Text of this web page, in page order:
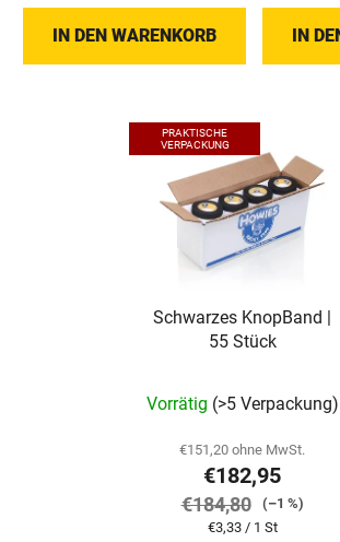
IN DEN WARENKORB IN
PRAKTISCHE
VERPACKUNG
Schwarzes KnopBand |
55 Stück
Vorrätig (>5 Verpackung)
€151,20 ohne MwSt.
€182,95
€184,80
(–1 %)
Verkaufspreis:
€3,33 / 1 St